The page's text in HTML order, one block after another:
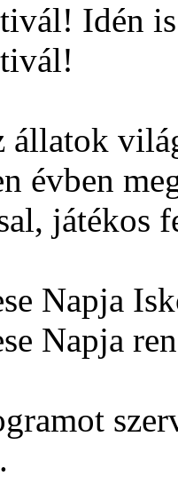
Idén
állatok
évben
játékos
Napja
Napja